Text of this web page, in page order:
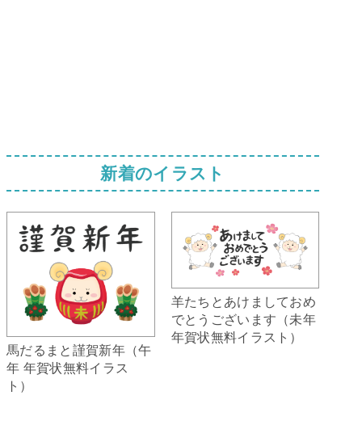
新着のイラスト
馬だるまと謹賀新年（午
年 年賀状無料イラス
ト）
羊たちとあけましておめ
でとうございます（未年
年賀状無料イラスト）